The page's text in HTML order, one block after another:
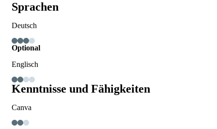
Sprachen
Deutsch
Optional
Englisch
Kenntnisse und Fähigkeiten
Canva